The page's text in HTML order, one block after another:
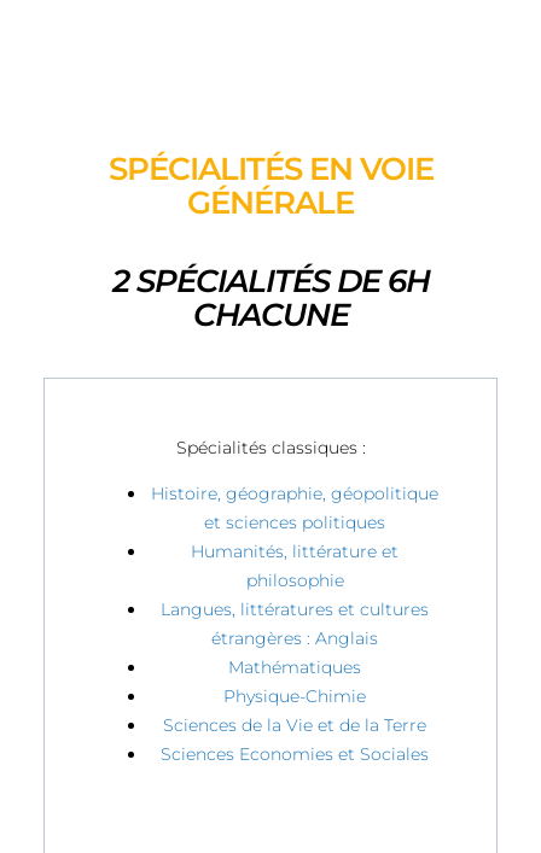
SPÉCIALITÉS EN VOIE
GÉNÉRALE
2 SPÉCIALITÉS DE 6H
CHACUNE
Spécialités classiques :
Histoire, géographie, géopolitique
et sciences politiques
Humanités, littérature et
philosophie
Langues, littératures et cultures
étrangères : Anglais
Mathématiques
Physique-Chimie
Sciences de la Vie et de la Terre
Sciences Economies et Sociales